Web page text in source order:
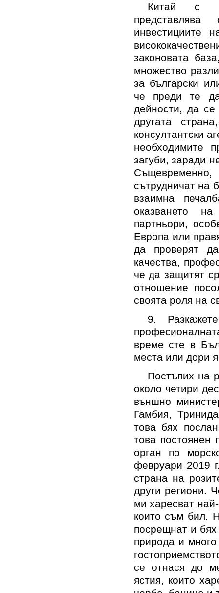
Китай с
инвестициите
законовата
множество
за български
че преди те
дейности, да се
другата
консултантски
необходимите
загуби, заради
сътрудничат на
взаимна
оказването
партньори,
Европа или
да проверят
качества,
че да защитят
отношение
своята роля на
9.
време сте в
места или дори
Постъпих на
около четири
външно
Гамбия,
това бях
това постоянен
орган по
февруари 2019
страна на
други региони.
ми харесват
които съм бил.
посрещнат и бях
природа и
се отнася до
ястия, които